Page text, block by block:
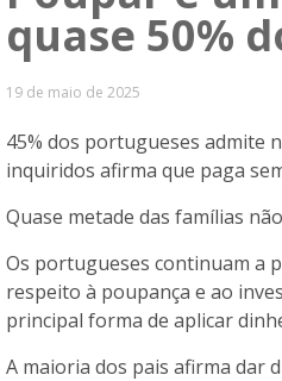
quase 50%
19 de maio de 2025
45% dos portugueses admite
inquiridos afirma que paga
Quase metade das famílias
Os portugueses continuam a
respeito à poupança e ao
principal forma de aplicar
A maioria dos pais afirma dar